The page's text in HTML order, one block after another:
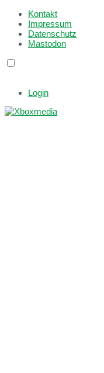
Kontakt
Impressum
Datenschutz
Mastodon
Login